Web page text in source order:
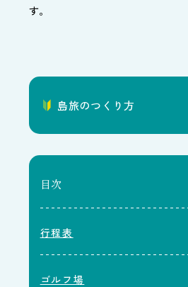
す。
島旅のつくり方
目次
行程表
ゴルフ場